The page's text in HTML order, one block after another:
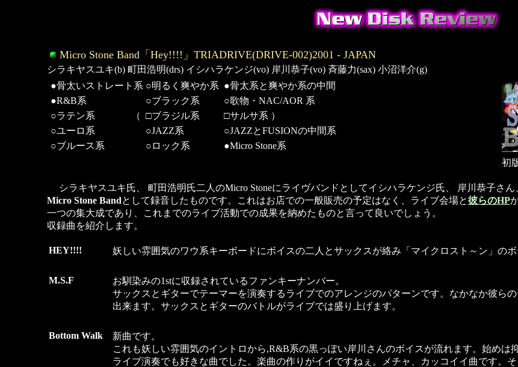
Micro Stone Band「Hey!!!!」TRIADRIVE(DRIVE-002)2001 - JAPAN
シラキヤスユキ(b) 町田浩明(drs) イシハラケンジ(vo) 岸川恭子(vo) 斉藤力(sax) 小沼洋介(g)
●骨太いストレート系 ○明るく爽やか系 ●骨太系と爽やか系の中間
●R&B系
○ブラック系
○歌物・NAC/AOR 系
○ラテン系 （ □ブラジル系
□サルサ系 ）
○ユーロ系
○JAZZ系
○JAZZとFUSIONの中間系
○ブルース系
○ロック系
●Micro Stone系
初
シラキヤスユキ氏、 町田浩明氏二人のMicro Stoneにライヴバンドとしてイシハラケンジ氏、 岸川恭子さん
Micro Stone Bandとして録音したものです。これはお店での一般販売の予定はなく、ライブ会場と彼らのHP
一つの集大成であり、これまでのライブ活動での成果を納めたものと言って良いでしょう。
収録曲を紹介します。
HEY!!!!
妖しい雰囲気のワウ系キーボードにボイスの二人とサックスが絡み「マイクロスト～ン」の
M.S.F
お馴染みの1stに収録されているファンキーナンバー。
サックスとギターでテーマーを演奏するライブでのアレンジのパターンです。なかなか彼ら
出来ます。サックスとギターのバトルがライブでは盛り上げます。
Bottom Walk
新曲です。
これも妖しい雰囲気のイントロから,R&B系の黒っぽい岸川さんのボイスが流れます。始めは
ライブ演奏でも好きな曲でした。楽曲の作りがイイですねぇ。メチャ、カッコイイ曲です。そ